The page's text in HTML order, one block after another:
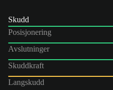
Skudd
Posisjonering
Avslutninger
Skuddkraft
Langskudd